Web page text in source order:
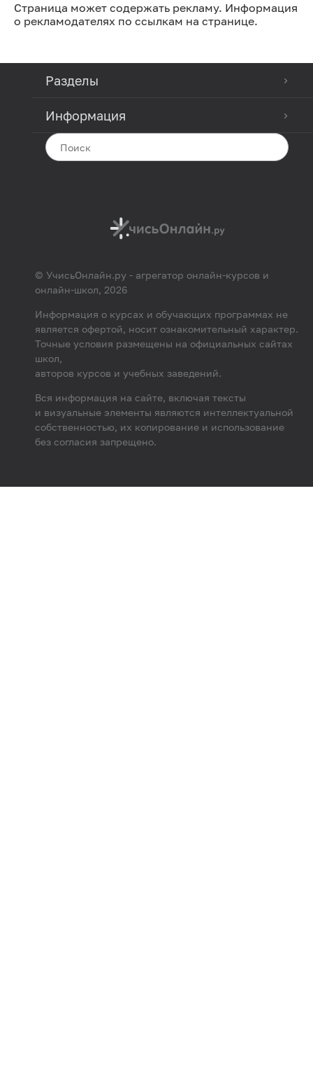
Страница может содержать рекламу. Информация
о рекламодателях по ссылкам на странице.
Разделы
Информация
© УчисьОнлайн.ру - агрегатор онлайн-курсов и
онлайн-школ, 2026
Информация о курсах и обучающих программах не
является офертой, носит ознакомительный характер.
Точные условия размещены на официальных сайтах
школ,
авторов курсов и учебных заведений.
Вся информация на сайте, включая тексты
и визуальные элементы являются интеллектуальной
собственностью, их копирование и использование
без согласия запрещено.